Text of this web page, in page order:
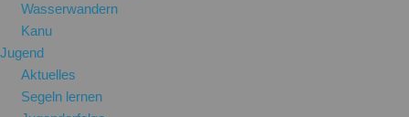
Wasserwandern
Kanu
Jugend
Aktuelles
Segeln lernen